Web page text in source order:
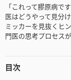
「これって膠原病で
医はどうやって見分
ミッカーを見抜くヒ
門医の思考プロセス
目次